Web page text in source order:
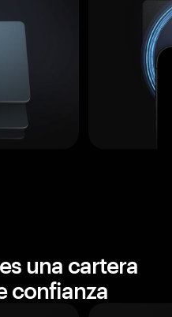
una cartera
confianza